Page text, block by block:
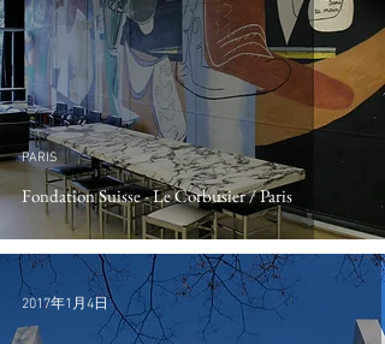
Fondation Suisse - Le Corbusier / Paris
PARIS
2017年1月4日